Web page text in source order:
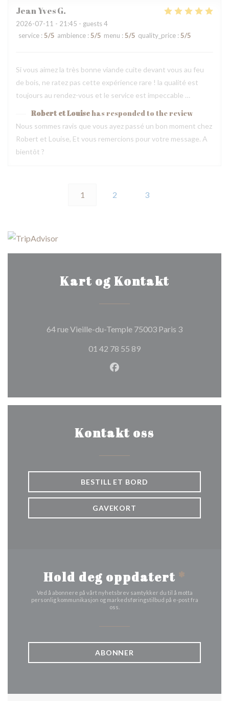
Jean YvesG
2026-07-11 - 21:45 - guests 4
service : 5/5 ambience : 5/5 menu : 5/5 quality_price : 5/5
Si vous aimez la très bonne viande cuite devant vous au feu
de bois, ne ratez pas cette expérience rare ! la qualité est
toujours au rendez-vous et le service est impeccable …
Robert et Louisehas responded to the review
Nous sommes ravis que vous ayez passé un bon moment chez
Robert et Louise, Et vous remercions pour votre message. A
bientôt ?
1 2 3
Kart og Kontakt
64 rue Vieille-du-Temple 75003 Paris 3((åpner i et
01 42 78 55 89
Facebook ((åpner i et nytt
Kontakt oss
BESTILL ET BORD
GAVEKORT
Hold deg oppdatert *
Ved å abonnere på vårt nyhetsbrev samtykker du til å motta
personlig kommunikasjon og markedsføringstilbud på e-post fra
oss.
ABONNER